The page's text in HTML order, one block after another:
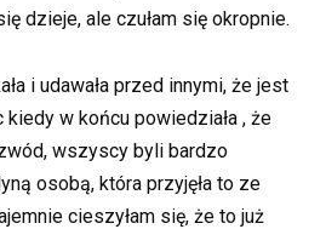
dzieje, ale czułam się okropnie.
i udawała przed innymi, że jest
w końcu powiedziała , że
wszyscy byli bardzo
osobą, która przyjęła to ze
cieszyłam się, że to już